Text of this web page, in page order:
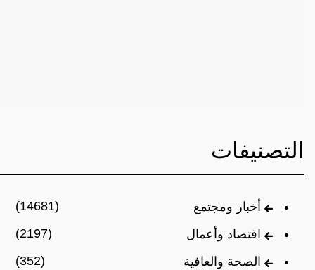
التصنيفات
أخبار ومجتمع
(14681)
اقتصاد وأعمال
(2197)
الصحة والعافية
(352)